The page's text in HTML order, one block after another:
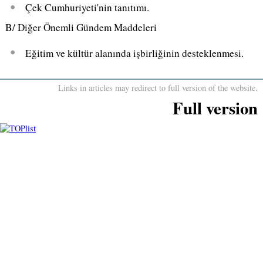
Çek Cumhuriyeti'nin tanıtımı.
B/ Diğer Önemli Gündem Maddeleri
Eğitim ve kültür alanında işbirliğinin desteklenmesi.
Links in articles may redirect to full version of the website.
Full version